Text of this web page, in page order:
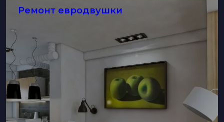
Ремонт евродвушки